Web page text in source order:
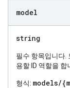
model
string
필수 항목입니다.
용할 ID 역할을 합
형식: models/